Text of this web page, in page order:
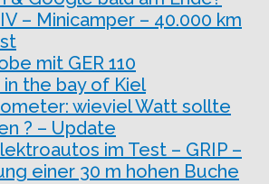
– Minicamper – 40.000 km
mit GER 110
in the bay of Kiel
wieviel Watt sollte
? – Update
im Test – GRIP –
einer 30 m hohen Buche